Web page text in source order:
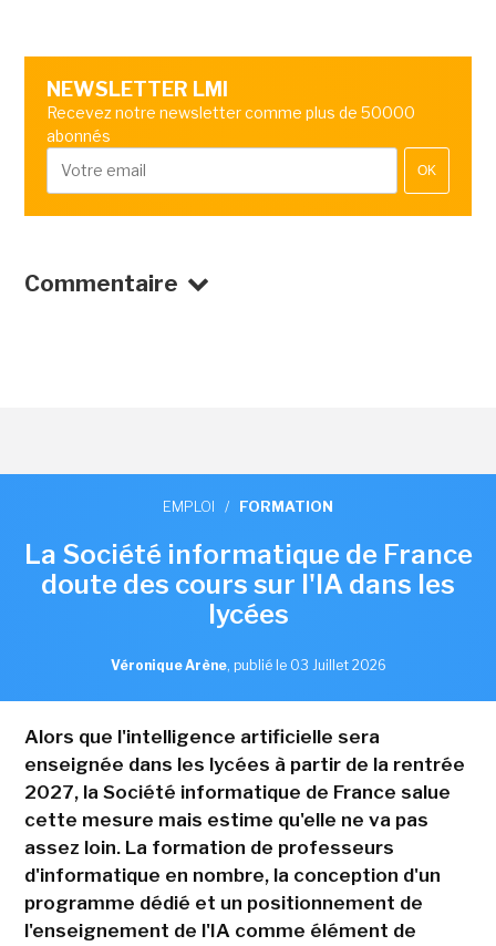
NEWSLETTER LMI
Recevez notre newsletter comme plus de 50000
abonnés
OK
Commentaire
EMPLOI / FORMATION
La Société informatique de France
doute des cours sur l'IA dans les
lycées
Véronique Arène, publié le 03 Juillet 2026
Alors que l'intelligence artificielle sera
enseignée dans les lycées à partir de la rentrée
2027, la Société informatique de France salue
cette mesure mais estime qu'elle ne va pas
assez loin. La formation de professeurs
d'informatique en nombre, la conception d'un
programme dédié et un positionnement de
l'enseignement de l'IA comme élément de